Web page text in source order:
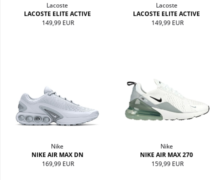
Lacoste
LACOSTE ELITE ACTIVE
149,99 EUR
Lacoste
LACOSTE ELITE ACTIVE
149,99 EUR
Nike
NIKE AIR MAX DN
169,99 EUR
Nike
NIKE AIR MAX 270
159,99 EUR